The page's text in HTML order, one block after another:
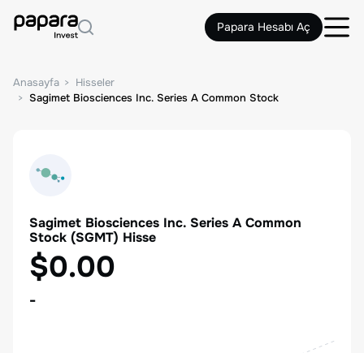
Papara Hesabı Aç
Anasayfa
Hisseler
Sagimet Biosciences Inc. Series A Common Stock
Sagimet Biosciences Inc. Series A Common
Stock (SGMT) Hisse
$0.00
-